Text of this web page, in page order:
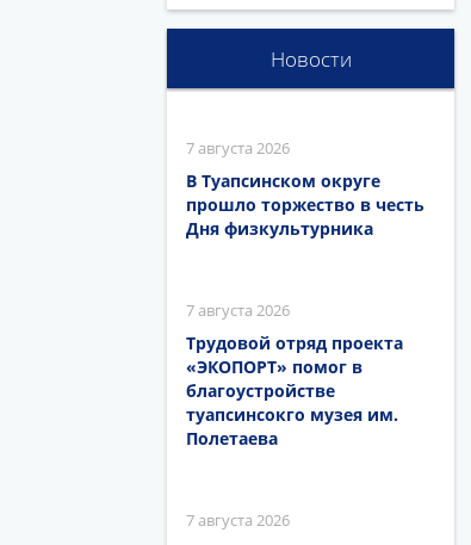
Новости
7 августа 2026
В Туапсинском округе
прошло торжество в честь
Дня физкультурника
7 августа 2026
Трудовой отряд проекта
«ЭКОПОРТ» помог в
благоустройстве
туапсинсокго музея им.
Полетаева
7 августа 2026